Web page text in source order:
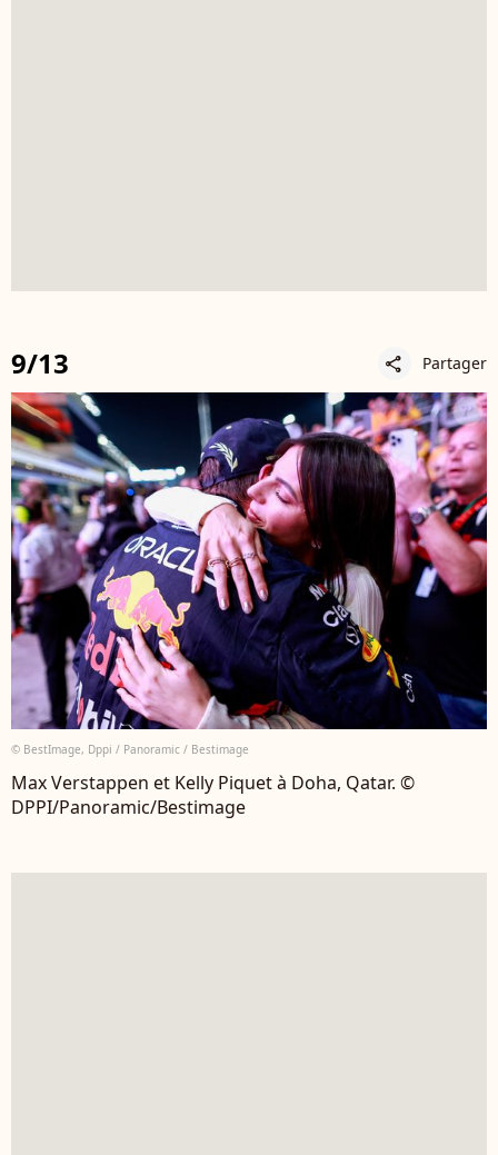
9/13 share Partager
© BestImage, Dppi / Panoramic / Bestimage
Max Verstappen et Kelly Piquet à Doha, Qatar. ©
DPPI/Panoramic/Bestimage